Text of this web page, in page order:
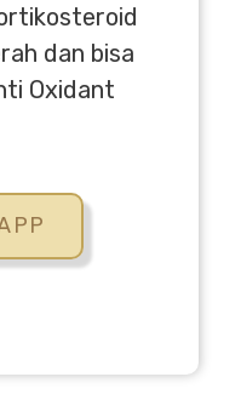
dan bisa
Oxidant